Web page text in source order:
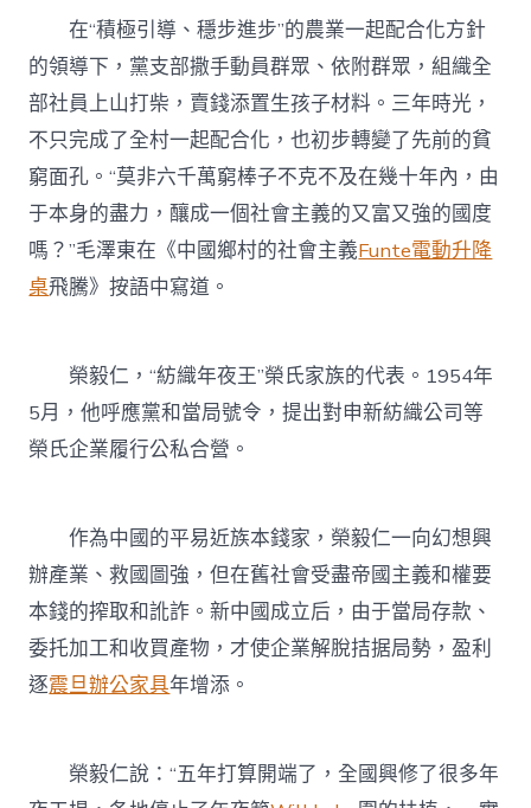
在“積極引導、穩步進步”的農業一起配合化方針
的領導下，黨支部撒手動員群眾、依附群眾，組織全
部社員上山打柴，賣錢添置生孩子材料。三年時光，
不只完成了全村一起配合化，也初步轉變了先前的貧
窮面孔。“莫非六千萬窮棒子不克不及在幾十年內，由
于本身的盡力，釀成一個社會主義的又富又強的國度
嗎？”毛澤東在《中國鄉村的社會主義Funte電動升降
桌飛騰》按語中寫道。
榮毅仁，“紡織年夜王”榮氏家族的代表。1954年
5月，他呼應黨和當局號令，提出對申新紡織公司等
榮氏企業履行公私合營。
作為中國的平易近族本錢家，榮毅仁一向幻想興
辦產業、救國圖強，但在舊社會受盡帝國主義和權要
本錢的搾取和訛詐。新中國成立后，由于當局存款、
委托加工和收買產物，才使企業解脫拮据局勢，盈利
逐震旦辦公家具年增添。
榮毅仁說：“五年打算開端了，全國興修了很多年